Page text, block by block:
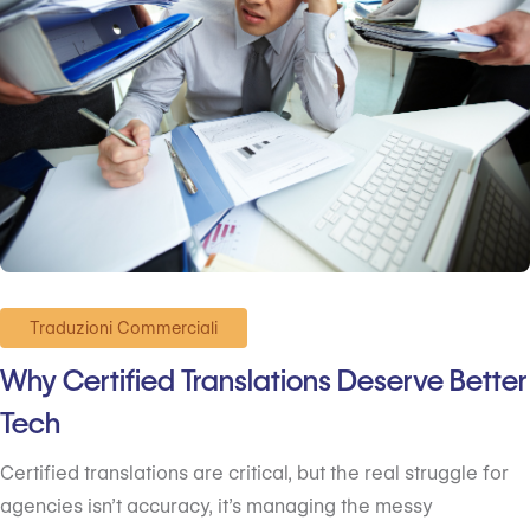
Traduzioni Commerciali
Why Certified Translations Deserve Better
Tech
Certified translations are critical, but the real struggle for
agencies isn’t accuracy, it’s managing the messy